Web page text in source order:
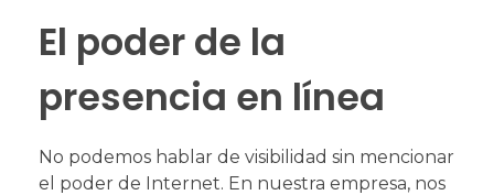
El poder de la
presencia en línea
No podemos hablar de visibilidad sin mencionar
el poder de Internet. En nuestra empresa, nos